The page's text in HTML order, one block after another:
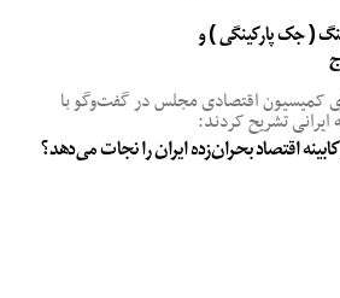
( جک پارکینگی ) و
کمیسیون اقتصادی مجلس در گفت‌وگو با
ایرانی تشریح کردند:
اقتصاد بحران‌زده ایران را نجات می‌دهد؟